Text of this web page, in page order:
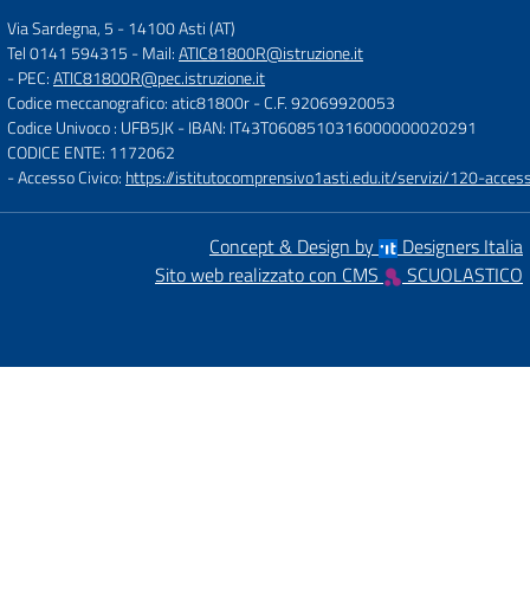
Via Sardegna, 5 -14100 Asti (AT)
Tel 0141 594315 - Mail:ATIC81800R@istruzione.it
- PEC:ATIC81800R@pec.istruzione.it
Codice meccanografico: atic81800r- C.F. 92069920053
Codice Univoco : UFB5JK- IBAN: IT43T0608510316000000020291
CODICE ENTE: 1172062
- Accesso Civico: https://istitutocomprensivo1asti.edu.it/servizi/120-
Concept & Design by
Designers Italia
Sito web realizzato con CMS
SCUOLASTICO